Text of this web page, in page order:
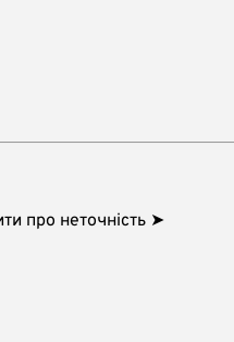
про неточність ➤